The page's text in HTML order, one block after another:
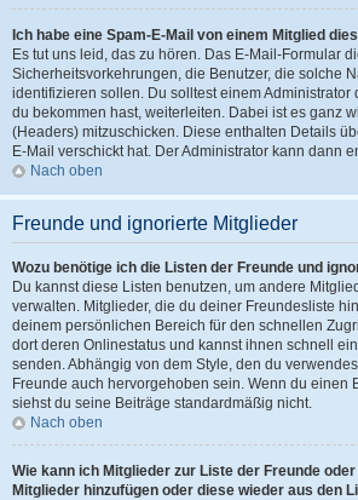
Ich habe eine Spam-E-Mail von einem Mitglied
Es tut uns leid, das zu hören. Das E-Mail-Formular
Sicherheitsvorkehrungen, die Benutzer, die solche
identifizieren sollen. Du solltest einem Administrator
du bekommen hast, weiterleiten. Dabei ist es ganz
(Headers) mitzuschicken. Diese enthalten Details
E-Mail verschickt hat. Der Administrator kann dann
Nach oben
Freunde und ignorierte Mitglieder
Wozu benötige ich die Listen der Freunde und
Du kannst diese Listen benutzen, um andere
verwalten. Mitglieder, die du deiner Freundesliste
deinem persönlichen Bereich für den schnellen
dort deren Onlinestatus und kannst ihnen schnell
senden. Abhängig von dem Style, den du
Freunde auch hervorgehoben sein. Wenn du einen
siehst du seine Beiträge standardmäßig nicht.
Nach oben
Wie kann ich Mitglieder zur Liste der Freunde
Mitglieder hinzufügen oder diese wieder aus den